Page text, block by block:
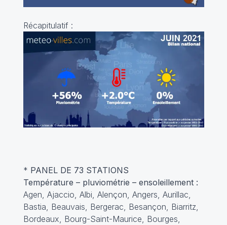
Récapitulatif :
* PANEL DE 73 STATIONS
Température – pluviométrie – ensoleillement :
Agen, Ajaccio, Albi, Alençon, Angers, Aurillac,
Bastia, Beauvais, Bergerac, Besançon, Biarritz,
Bordeaux, Bourg-Saint-Maurice, Bourges,